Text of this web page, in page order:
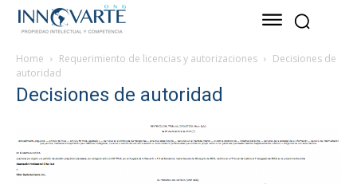
Home Requerimiento de licencias y autorizaciones
Decisiones de
autoridad
Decisiones de autoridad